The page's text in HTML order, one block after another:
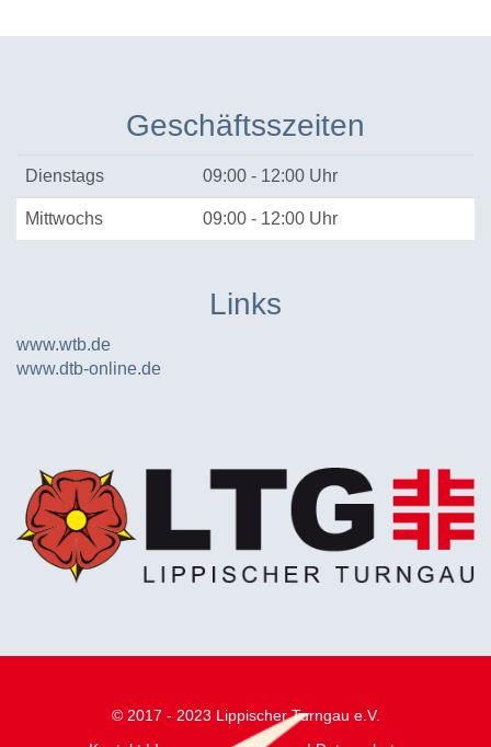
Geschäftsszeiten
Dienstags 09:00 - 12:00 Uhr
Mittwochs 09:00 - 12:00 Uhr
Links
www.wtb.de
www.dtb-online.de
© 2017 - 2023 Lippischer Turngau e.V.